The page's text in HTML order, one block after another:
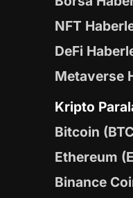
NFT
DeFi
Metaverse
Kripto
Bitcoin
Ethereum
Binance